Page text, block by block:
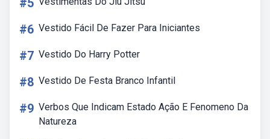
#5
#6 Vestido Fácil De Fazer Para Iniciantes
#7 Vestido Do Harry Potter
#8 Vestido De Festa Branco Infantil
#9 Verbos Que Indicam Estado Ação E Fenomeno Da
Natureza